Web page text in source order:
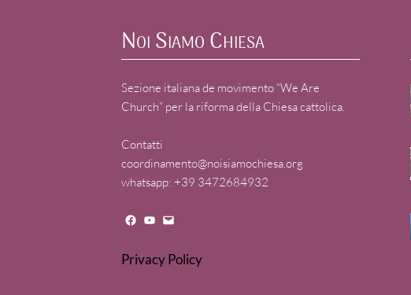
Noi Siamo Chiesa
Sezione italiana de movimento “We Are
Church” per la riforma della Chiesa cattolica.
Contatti
coordinamento@noisiamochiesa.org
whatsapp: +39 3472684932
Facebook YouTube Mail
Privacy Policy